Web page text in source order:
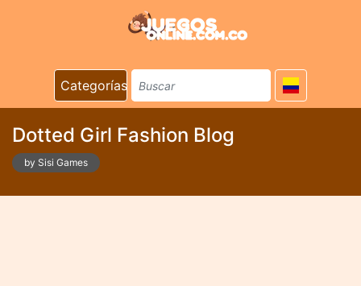
Categorías
Dotted Girl Fashion Blog
by Sisi Games